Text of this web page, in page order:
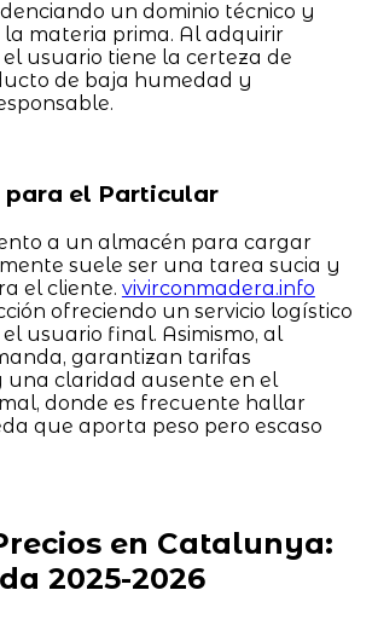
un dominio técnico y
la materia prima. Al adquirir
usuario tiene la certeza de
de baja humedad y
para el Particular
a un almacén para cargar
suele ser una tarea sucia y
el cliente. vivirconmadera.info
ofreciendo un servicio logístico
usuario final. Asimismo, al
garantizan tarifas
una claridad ausente en el
donde es frecuente hallar
que aporta peso pero escaso
en Catalunya:
2025-2026